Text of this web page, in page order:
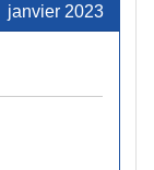
janvier 2023